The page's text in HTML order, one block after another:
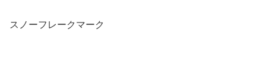
スノーフレークマーク